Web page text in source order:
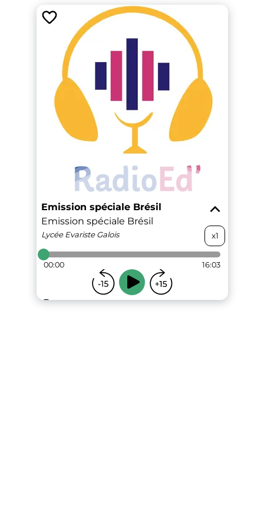
Emission spéciale Brésil
Emission spéciale Brésil
Lycée Evariste Galois x1
00:00 16:03
...